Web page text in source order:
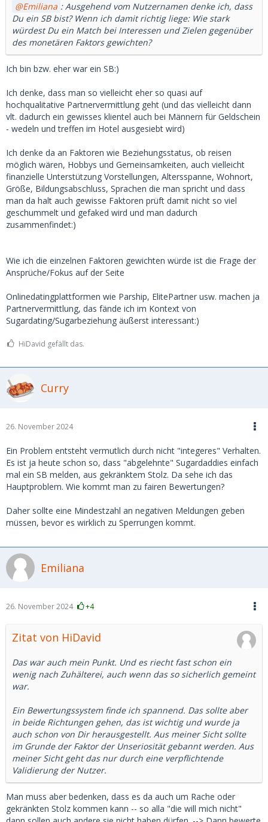
Emiliana : Ausgehend vom Nutzernamen denke ich, dass
Du ein SB bist? Wenn ich damit richtig liege: Wie stark
würdest Du ein Match bei Interessen und Zielen gegenüber
des monetären Faktors gewichten?
Ich bin bzw. eher war ein SB:)
Ich denke, dass man so vielleicht eher so quasi auf
hochqualitative Partnervermittlung geht (und das vielleicht dann
vlt. dadurch ein gewisses klientel auch bei Männern für Geldschein
- wedeln und treffen im Hotel ausgesiebt wird)
Ich denke da an Faktoren wie Beziehungsstatus, ob reisen
möglich wären, Hobbys und Gemeinsamkeiten, auch vielleicht
finanzielle Unterstützung Vorstellungen, Altersspanne, Wohnort,
Größe, Bildungsabschluss, Sprachen die man spricht und dass
man da halt auch gewisse Faktoren prüft damit nicht so viel
geschummelt und gefaked wird und man dadurch
zusammenfindet:)
Wie ich die einzelnen Faktoren gewichten würde ist die Frage der
Ansprüche/Fokus auf der Seite
Onlinedatingplattformen wie Parship, ElitePartner usw. machen ja
Partnervermittlung, das fände ich im Kontext von
Sugardating/Sugarbeziehung äußerst interessant:)
HiDavid gefällt das.
Curry
26. November 2024
Ein Problem entsteht vermutlich durch nicht "integeres" Verhalten.
Es ist ja heute schon so, dass "abgelehnte" Sugardaddies einfach
mal ein SB melden, aus gekränktem Stolz. Da sehe ich das
Hauptproblem. Wie kommt man zu fairen Bewertungen?
Daher sollte eine Mindestzahl an negativen Meldungen geben
müssen, bevor es wirklich zu Sperrungen kommt.
Emiliana
26. November 2024 +4
Zitat von HiDavid
Das war auch mein Punkt. Und es riecht fast schon ein
wenig nach Zuhälterei, auch wenn das so sicherlich gemeint
war.
Ein Bewertungssystem finde ich spannend. Das sollte aber
in beide Richtungen gehen, das ist wichtig und wurde ja
auch schon von Dir herausgestellt. Aus meiner Sicht sollte
im Grunde der Faktor der Unseriosität gebannt werden. Aus
meiner Sicht geht das nur durch eine verpflichtende
Validierung der Nutzer.
Man muss aber bedenken, dass es da auch um Rache oder
gekränkten Stolz kommen kann -- so alla "die will mich nicht"